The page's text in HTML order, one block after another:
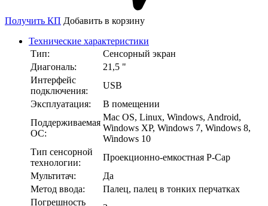
Получить КП Добавить в корзину
Технические характеристики
Тип:
Сенсорный экран
Диагональ:
21,5 "
Интерфейс
подключения:
USB
Эксплуатация:
В помещении
Поддерживаемая
ОС:
Mac OS, Linux, Windows, Android,
Windows XP, Windows 7, Windows 8,
Windows 10
Тип сенсорной
технологии:
Проекционно-емкостная P-Cap
Мультитач:
Да
Метод ввода:
Палец, палец в тонких перчатках
Погрешность